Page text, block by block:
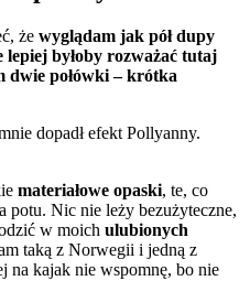
że wyglądam jak pół dupy
lepiej byłoby rozważać tutaj
dwie połówki – krótka
dopadł efekt Pollyanny.
materiałowe opaski, te, co
potu. Nic nie leży bezużyteczne,
w moich ulubionych
taką z Norwegii i jedną z
na kajak nie wspomnę, bo nie